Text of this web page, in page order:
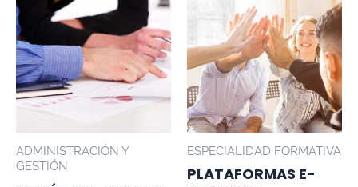
ADMINISTRACIÓN Y
GESTIÓN
ESPECIALIDAD FORMATIVA
PLATAFORMAS E-